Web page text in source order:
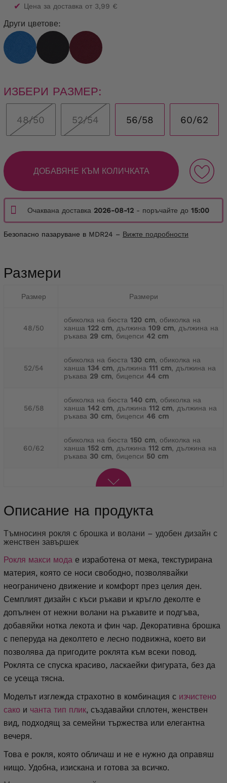
✔ Цена за доставка от 3,99 €
Други цветове:
ИЗБЕРИ РАЗМЕР:
48/50 52/54 56/58 60/62
ДОБАВЯНЕ КЪМ КОЛИЧКАТА
Очаквана доставка 2026-08-12 - поръчайте до 15:00
Безопасно пазаруване в MDR24 – Вижте подробности
Размери
Размер Размери
48/50
обиколка на бюста 120 cm, обиколка на
ханша 122 cm, дължина 109 cm, дължина на
ръкава 29 cm, бицепси 42 cm
52/54
обиколка на бюста 130 cm, обиколка на
ханша 134 cm, дължина 111 cm, дължина на
ръкава 29 cm, бицепси 44 cm
56/58
обиколка на бюста 140 cm, обиколка на
ханша 142 cm, дължина 112 cm, дължина на
ръкава 30 cm, бицепси 46 cm
60/62
обиколка на бюста 150 cm, обиколка на
ханша 152 cm, дължина 112 cm, дължина на
ръкава 30 cm, бицепси 50 cm
Описание на продукта
Тъмносиня рокля с брошка и волани – удобен дизайн с
женствен завършек
Рокля макси мода е изработена от мека, текстурирана
материя, която се носи свободно, позволявайки
неограничено движение и комфорт през целия ден.
Семплият дизайн с къси ръкави и кръгло деколте е
допълнен от нежни волани на ръкавите и подгъва,
добавяйки нотка лекота и фин чар. Декоративна брошка
с пеперуда на деколтето е лесно подвижна, което ви
позволява да пригодите роклята към всеки повод.
Роклята се спуска красиво, ласкаейки фигурата, без да
се усеща тясна.
Моделът изглежда страхотно в комбинация с изчистено
сако и чанта тип плик, създавайки сплотен, женствен
вид, подходящ за семейни тържества или елегантна
вечеря.
Това е рокля, която обличаш и не е нужно да оправяш
нищо. Удобна, изискана и готова за всичко.